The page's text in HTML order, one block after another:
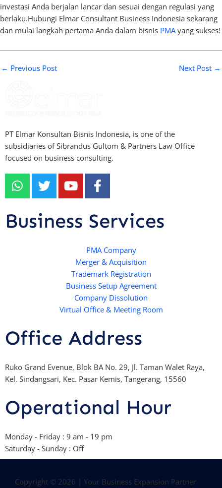
investasi Anda berjalan lancar dan sesuai dengan regulasi yang
berlaku.Hubungi Elmar Consultant Business Indonesia sekarang
dan mulai langkah pertama Anda dalam bisnis PMA yang sukses!
← Previous Post Next Post →
PT Elmar Konsultan Bisnis Indonesia, is one of the
subsidiaries of Sibrandus Gultom & Partners Law Office
focused on business consulting.
W
h
a
t
s
T
w
i
t
t
Y
o
u
t
u
F
a
c
e
b
o
k
-
f
Business Services
PMA Company
Merger & Acquisition
Trademark Registration
Business Setup Agreement
Company Dissolution
Virtual Office & Meeting Room
Office Address
Ruko Grand Evenue, Blok BA No. 29, Jl. Taman Walet Raya,
Kel. Sindangsari, Kec. Pasar Kemis, Tangerang, 15560
Operational Hour
Monday - Friday : 9 am - 19 pm
Saturday - Sunday : Off
Copyright © 2026 | Your Business Expansion Partner